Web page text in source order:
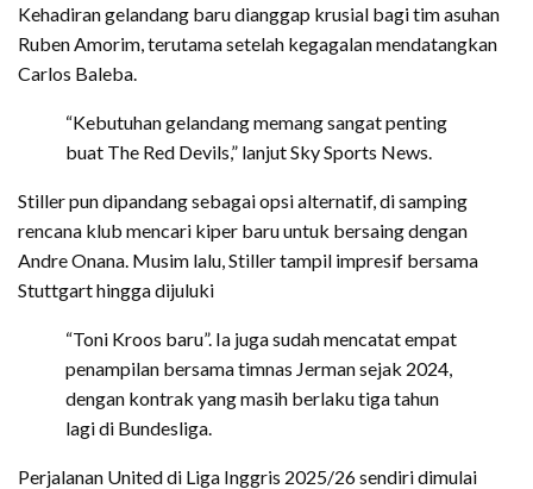
Kehadiran gelandang baru dianggap krusial bagi tim asuhan
Ruben Amorim, terutama setelah kegagalan mendatangkan
Carlos Baleba.
“Kebutuhan gelandang memang sangat penting
buat The Red Devils,” lanjut Sky Sports News.
Stiller pun dipandang sebagai opsi alternatif, di samping
rencana klub mencari kiper baru untuk bersaing dengan
Andre Onana. Musim lalu, Stiller tampil impresif bersama
Stuttgart hingga dijuluki
“Toni Kroos baru”. Ia juga sudah mencatat empat
penampilan bersama timnas Jerman sejak 2024,
dengan kontrak yang masih berlaku tiga tahun
lagi di Bundesliga.
Perjalanan United di Liga Inggris 2025/26 sendiri dimulai